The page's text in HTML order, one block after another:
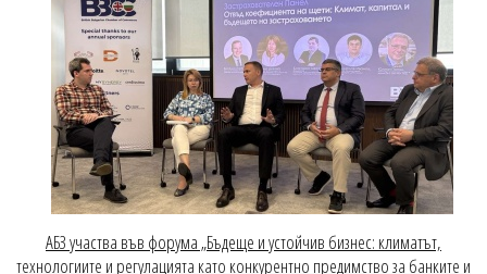
АБЗ участва във форума „Бъдеще и устойчив бизнес: климатът,
технологиите и регулацията като конкурентно предимство за банките и